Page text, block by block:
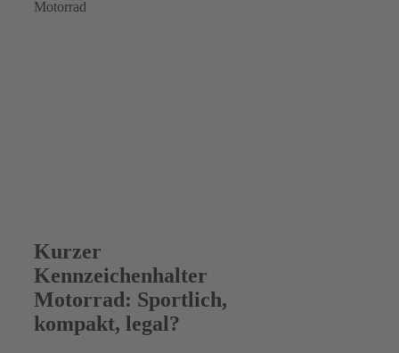
Kurzer
Kennzeichenhalter
Motorrad: Sportlich,
kompakt, legal?